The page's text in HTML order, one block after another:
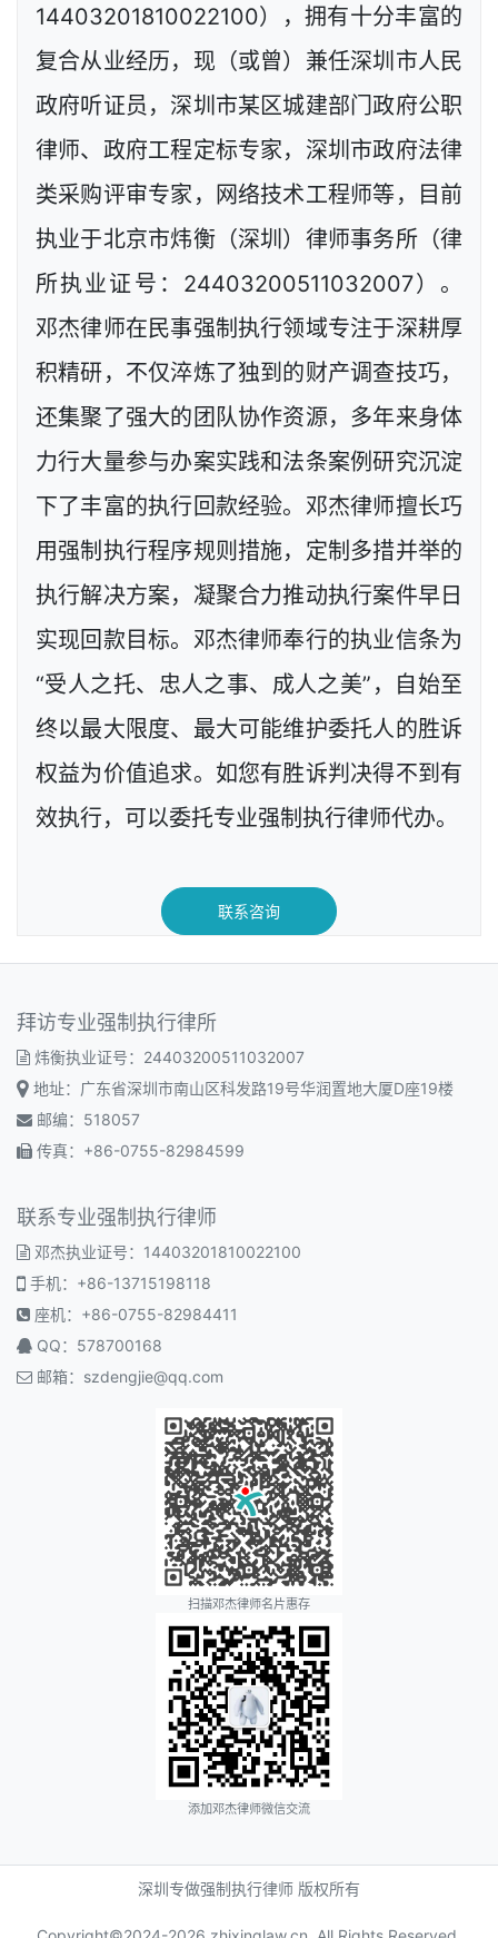
14403201810022100），拥有十分丰富的
复合从业经历，现（或曾）兼任深圳市人民
政府听证员，深圳市某区城建部门政府公职
律师、政府工程定标专家，深圳市政府法律
类采购评审专家，网络技术工程师等，目前
执业于北京市炜衡（深圳）律师事务所（律
所执业证号：24403200511032007）。
邓杰律师在民事强制执行领域专注于深耕厚
积精研，不仅淬炼了独到的财产调查技巧，
还集聚了强大的团队协作资源，多年来身体
力行大量参与办案实践和法条案例研究沉淀
下了丰富的执行回款经验。邓杰律师擅长巧
用强制执行程序规则措施，定制多措并举的
执行解决方案，凝聚合力推动执行案件早日
实现回款目标。邓杰律师奉行的执业信条为
“受人之托、忠人之事、成人之美”，自始至
终以最大限度、最大可能维护委托人的胜诉
权益为价值追求。如您有胜诉判决得不到有
效执行，可以委托专业强制执行律师代办。
联系咨询
拜访专业强制执行律所
炜衡执业证号：24403200511032007
地址：广东省深圳市南山区科发路19号华润置地大厦D座19楼
邮编：518057
传真：+86-0755-82984599
联系专业强制执行律师
邓杰执业证号：14403201810022100
手机：+86-13715198118
座机：+86-0755-82984411
QQ：578700168
邮箱： szdengjie@qq.com
扫描邓杰律师名片惠存
添加邓杰律师微信交流
深圳专做强制执行律师 版权所有